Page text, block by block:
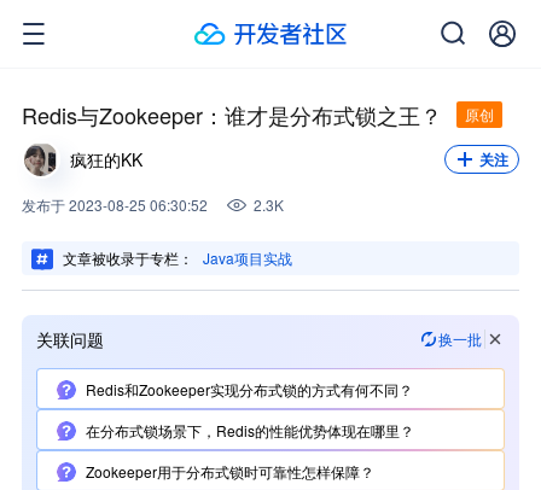
Redis与Zookeeper：谁才是分布式锁之王？ 原创
疯狂的KK 关注
发布于2023-08-25 06:30:52 2.3K
文章被收录于专栏： Java项目实战
关联问题 换一批
Redis和Zookeeper实现分布式锁的方式有何不同？
在分布式锁场景下，Redis的性能优势体现在哪里？
Zookeeper用于分布式锁时可靠性怎样保障？